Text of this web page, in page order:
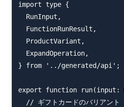
import type {
  RunInput,
  FunctionRunResult,
  ProductVariant,
  ExpandOperation,
} from '../generated/api';
export function run(input:
// ギフトカードのバリアント